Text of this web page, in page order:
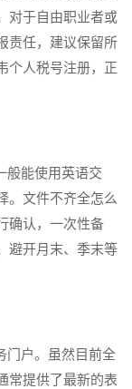
对于自由职业者或
责任，建议保留所
个人税号注册，正
能使用英语交
。文件不齐全怎么
确认，一次性备
避开月末、季末等
户。虽然目前全
常提供了最新的表